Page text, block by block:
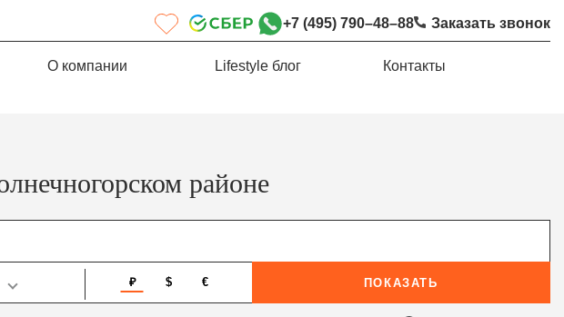
+7 (495) 790–48–88 Заказать звонок
О компании Lifestyle блог Контакты
районе
₽ $ € ПОКАЗАТЬ